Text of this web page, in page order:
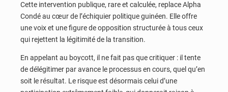
Cette intervention publique, rare et calculée, replace Alpha
Condé au cœur de l’échiquier politique guinéen. Elle offre
une voix et une figure de opposition structurée à tous ceux
qui rejettent la légitimité de la transition.
En appelant au boycott, il ne fait pas que critiquer : il tente
de délégitimer par avance le processus en cours, quel qu’en
soit le résultat. Le risque est désormais celui d’une